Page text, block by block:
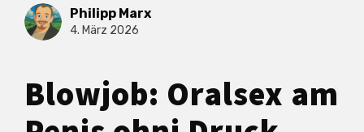
Philipp Marx
4. März 2026
Blowjob: Oralsex am